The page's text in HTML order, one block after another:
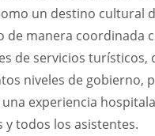
un destino cultural
de manera coordinada
de servicios turísticos,
niveles de gobierno,
experiencia
y todos los asistentes.